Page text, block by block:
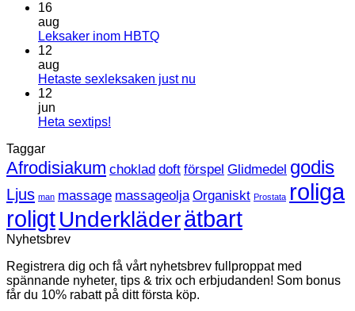
16
aug
Leksaker inom HBTQInga
Leksaker
12
aug
Hetaste sexleksaken just nu
12
jun
Heta sextips!
Heta
sextips!
Taggar
Afrodisiakum choklad doft förspel Glidmedel godis
Ljus man massage massageolja Organiskt Prostata roliga
roligtUnderkläderätbart
Nyhetsbrev
Registrera dig och få vårt nyhetsbrev fullproppat med
spännande nyheter, tips & trix och erbjudanden! Som bonus
får du 10% rabatt på ditt första köp.